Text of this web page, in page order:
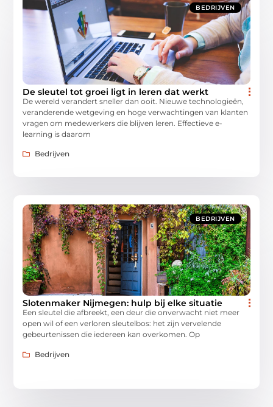
BEDRIJVEN
De sleutel tot groei ligt in leren dat werkt
De wereld verandert sneller dan ooit. Nieuwe technologieën,
veranderende wetgeving en hoge verwachtingen van klanten
vragen om medewerkers die blijven leren. Effectieve e-
learning is daarom
Bedrijven
BEDRIJVEN
Slotenmaker Nijmegen: hulp bij elke situatie
Een sleutel die afbreekt, een deur die onverwacht niet meer
open wil of een verloren sleutelbos: het zijn vervelende
gebeurtenissen die iedereen kan overkomen. Op
Bedrijven